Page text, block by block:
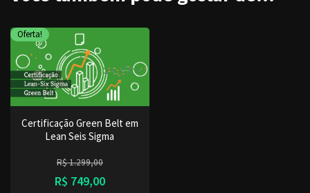
Oferta!
Certificação Green Belt em
Lean Seis Sigma
R$1.299,00
R$ 749,00